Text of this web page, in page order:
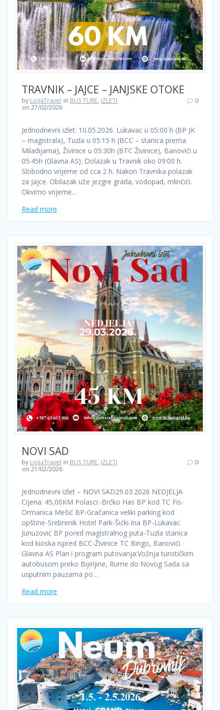
TRAVNIK – JAJCE – JANJSKE OTOKE
by LicijaTravel in BUS TURE, IZLETI
on 27/02/2026
0
Jednodnevni izlet: 10.05.2026. Lukavac u 05:00 h (BP JK
– magistrala), Tuzla u 05:15 h (BCC – stanica prema
Miladijama), Živinice u 05:30h (BTC Živinice), Banovići u
05:45h (Glavna AS). Dolazak u Travnik oko 09:00 h.
Slobodno vrijeme od cca 2 h. Nakon Travnika polazak
za Jajce. Obilazak uže jezgre grada, vodopad, mlinčići.
Okvirno vrijeme…
Read more
NOVI SAD
by LicijaTravel in BUS TURE, IZLETI
on 21/02/2026
0
Jednodnevni izlet – NOVI SAD29.03.2026 NEDJELJA
Cijena: 45,00KM Polasci:-Brčko Has BP kod TC Fis-
Ormanica Mešić BP-Gračanica veliki parking kod
opštine-Srebrenik Hotel Park-Šićki Ina BP-Lukavac
Junuzović BP pored magistralnog puta-Tuzla stanica
kod kioska ispred BCC-Živinice TC Bingo, Banovići
Glavna AS Plan i program putovanja:Vožnja turističkim
autobusom preko Bijeljine, Rume do Novog Sada sa
usputnim pauzama po…
Read more